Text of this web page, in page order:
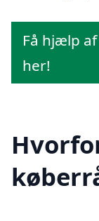
Få hjælp
her!